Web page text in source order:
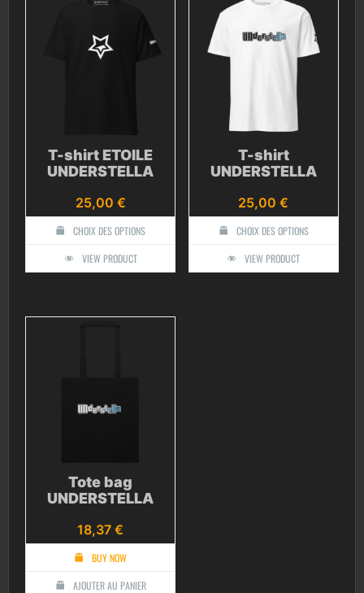
T-shirt ETOILE
UNDERSTELLA
25,00 €
CHOIX DES OPTIONS
VIEW PRODUCT
T-shirt
UNDERSTELLA
25,00€
CHOIX DES OPTIONS
VIEW PRODUCT
Tote bag
UNDERSTELLA
18,37€
BUY NOW
AJOUTER AU PANIER